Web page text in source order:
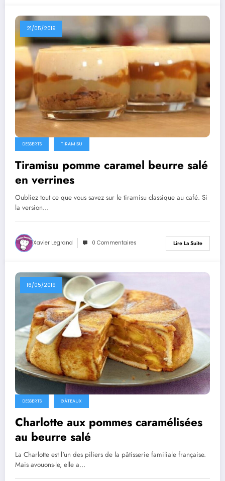
21/05/2019
DESSERTS TIRAMISU
Tiramisu pomme caramel beurre salé
en verrines
Oubliez tout ce que vous savez sur le tiramisu classique au café. Si
la version…
Xavier Legrand 0 Commentaires Lire La Suite
16/05/2019
DESSERTS GÂTEAUX
Charlotte aux pommes caramélisées
au beurre salé
La Charlotte est l'un des piliers de la pâtisserie familiale française.
Mais avouons-le, elle a…